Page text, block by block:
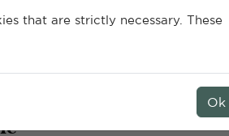
et politique à
that are strictly necessary. These
Ok